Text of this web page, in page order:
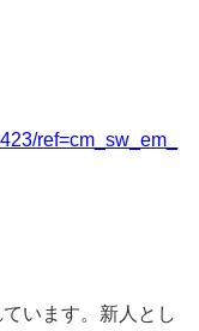
ref=cm_sw_em_
います。新人とし